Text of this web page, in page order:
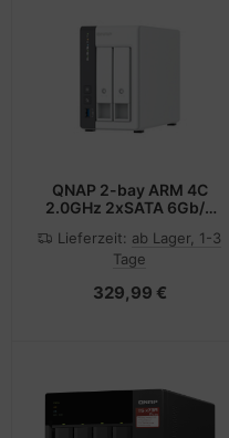
QNAP 2-bay ARM 4C
2.0GHz 2xSATA 6Gb/s
Lieferzeit: ab Lager, 1-3
Tage
329,99 €